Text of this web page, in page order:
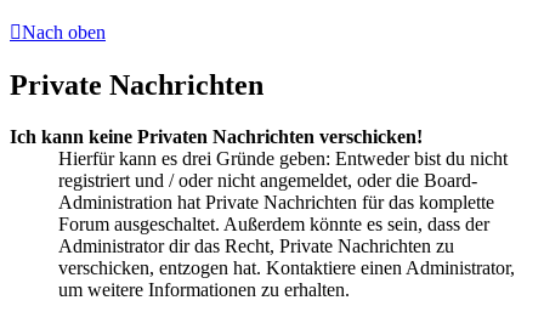
Nach oben
Private Nachrichten
Ich kann keine Privaten Nachrichten verschicken!
Hierfür kann es drei Gründe geben: Entweder bist du nicht
registriert und / oder nicht angemeldet, oder die Board-
Administration hat Private Nachrichten für das komplette
Forum ausgeschaltet. Außerdem könnte es sein, dass der
Administrator dir das Recht, Private Nachrichten zu
verschicken, entzogen hat. Kontaktiere einen Administrator,
um weitere Informationen zu erhalten.